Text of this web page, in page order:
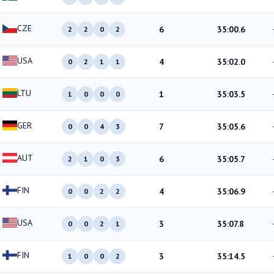
CZE 2 2 0 2 6 35:00.6
USA 0 2 1 1 4 35:02.0
LTU 1 0 0 0 1 35:03.5
GER 0 0 4 3 7 35:05.6
AUT 2 1 0 3 6 35:05.7
FIN 0 0 2 2 4 35:06.9
USA 0 0 2 1 3 35:07.8
FIN 1 0 0 2 3 35:14.5